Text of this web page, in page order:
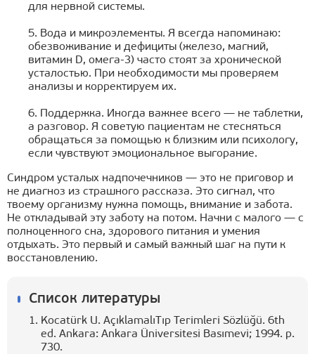
для нервной системы.
5. Вода и микроэлементы. Я всегда напоминаю:
обезвоживание и дефициты (железо, магний,
витамин D, омега-3) часто стоят за хронической
усталостью. При необходимости мы проверяем
анализы и корректируем их.
6. Поддержка. Иногда важнее всего — не таблетки,
а разговор. Я советую пациентам не стесняться
обращаться за помощью к близким или психологу,
если чувствуют эмоциональное выгорание.
Синдром усталых надпочечников — это не приговор и
не диагноз из страшного рассказа. Это сигнал, что
твоему организму нужна помощь, внимание и забота.
Не откладывай эту заботу на потом. Начни с малого — с
полноценного сна, здорового питания и умения
отдыхать. Это первый и самый важный шаг на пути к
восстановлению.
Список литературы
Kocatürk U. AçıklamalıTıp Terimleri Sözlüğü. 6th
ed. Ankara: Ankara Üniversitesi Basımevi; 1994. p.
730.